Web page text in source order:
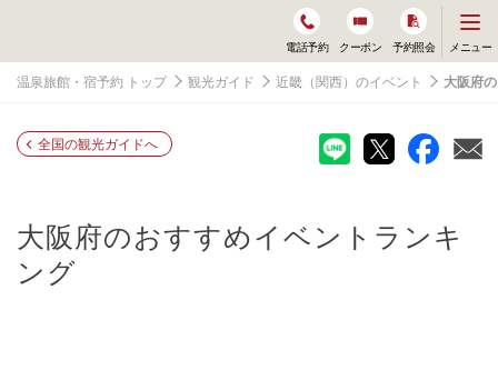
電話予約 クーポン 予約照会
ニ
ュ
ー
く
メニュー
温泉旅館・宿予約 トップ 観光ガイド 近畿（関西）のイベント 大阪府
全国の観光ガイドへ
大阪府のおすすめイベントランキ
ング